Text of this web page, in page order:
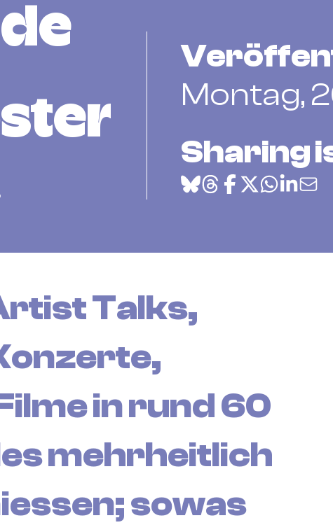
Montag,
Sharing
Talks,
in rund 60
mehrheitlich
sowas